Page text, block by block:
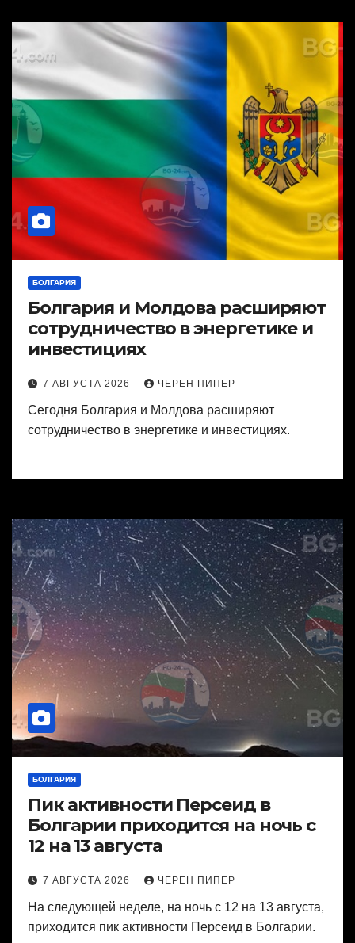
БОЛГАРИЯ
Болгария и Молдова расширяют
сотрудничество в энергетике и
инвестициях
7 АВГУСТА 2026 ЧЕРЕН ПИПЕР
Сегодня Болгария и Молдова расширяют
сотрудничество в энергетике и инвестициях.
БОЛГАРИЯ
Пик активности Персеид в
Болгарии приходится на ночь с
12 на 13 августа
7 АВГУСТА 2026 ЧЕРЕН ПИПЕР
На следующей неделе, на ночь с 12 на 13 августа,
приходится пик активности Персеид в Болгарии.